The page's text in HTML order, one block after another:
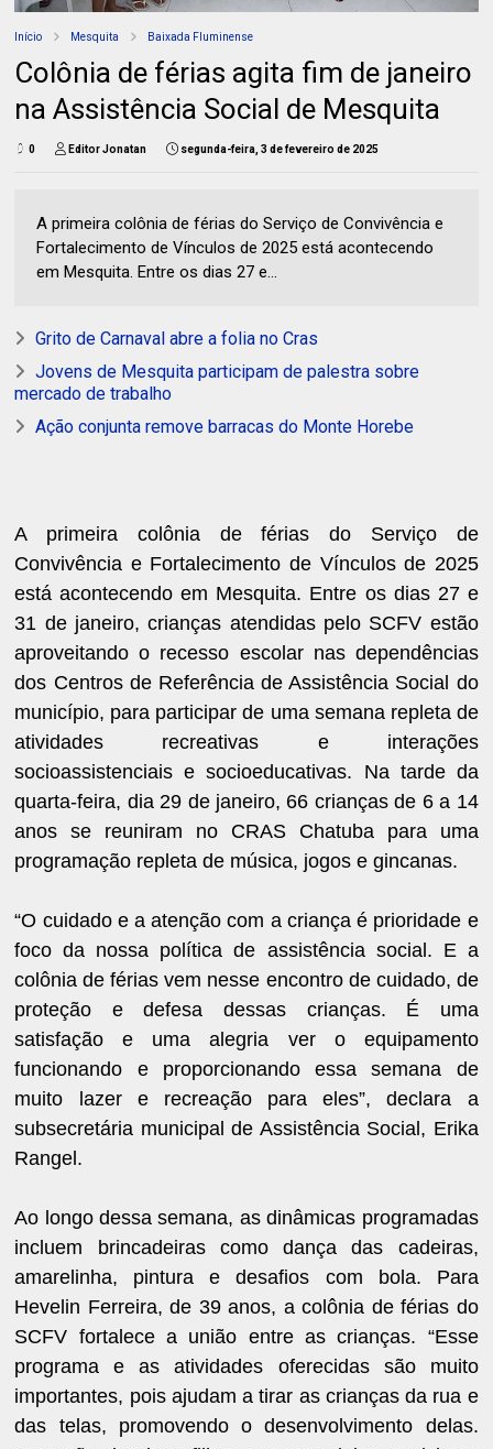
Início Mesquita Baixada Fluminense
Colônia de férias agita fim de janeiro
na Assistência Social de Mesquita
0 Editor Jonatan segunda-feira, 3 de fevereiro de 2025
A primeira colônia de férias do Serviço de Convivência e
Fortalecimento de Vínculos de 2025 está acontecendo
em Mesquita. Entre os dias 27 e...
Grito de Carnaval abre a folia no Cras
Jovens de Mesquita participam de palestra sobre
mercado de trabalho
Ação conjunta remove barracas do Monte Horebe
A primeira colônia de férias do Serviço de
Convivência e Fortalecimento de Vínculos de 2025
está acontecendo em Mesquita. Entre os dias 27 e
31 de janeiro, crianças atendidas pelo SCFV estão
aproveitando o recesso escolar nas dependências
dos Centros de Referência de Assistência Social do
município, para participar de uma semana repleta de
atividades recreativas e interações
socioassistenciais e socioeducativas. Na tarde da
quarta-feira, dia 29 de janeiro, 66 crianças de 6 a 14
anos se reuniram no CRAS Chatuba para uma
programação repleta de música, jogos e gincanas.
“O cuidado e a atenção com a criança é prioridade e
foco da nossa política de assistência social. E a
colônia de férias vem nesse encontro de cuidado, de
proteção e defesa dessas crianças. É uma
satisfação e uma alegria ver o equipamento
funcionando e proporcionando essa semana de
muito lazer e recreação para eles”, declara a
subsecretária municipal de Assistência Social, Erika
Rangel.
Ao longo dessa semana, as dinâmicas programadas
incluem brincadeiras como dança das cadeiras,
amarelinha, pintura e desafios com bola. Para
Hevelin Ferreira, de 39 anos, a colônia de férias do
SCFV fortalece a união entre as crianças. “Esse
programa e as atividades oferecidas são muito
importantes, pois ajudam a tirar as crianças da rua e
das telas, promovendo o desenvolvimento delas.